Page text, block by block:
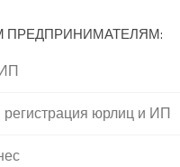
ПРЕДПРИНИМАТЕЛЯМ:
регистрация юрлиц и ИП